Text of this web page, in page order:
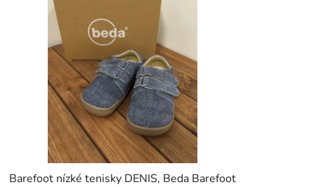
Barefoot nízké tenisky DENIS, Beda Barefoot